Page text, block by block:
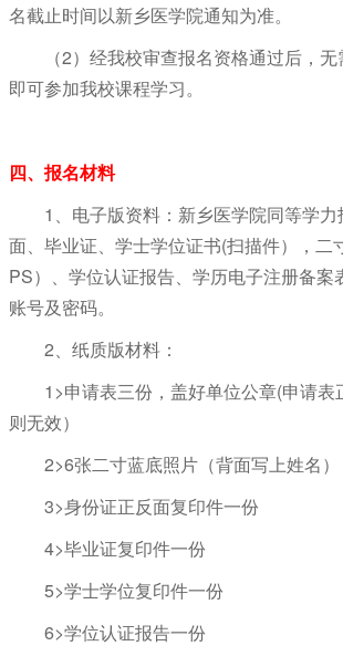
名截止时间以新乡医学院通知为准。
（2）经我校审查报名资格通过后，无
即可参加我校课程学习。
四、报名材料
1、电子版资料：新乡医学院同等学力
面、毕业证、学士学位证书(扫描件），二
PS）、学位认证报告、学历电子注册备案
账号及密码。
2、纸质版材料：
1>申请表三份，盖好单位公章(申请表
则无效）
2>6张二寸蓝底照片（背面写上姓名）
3>身份证正反面复印件一份
4>毕业证复印件一份
5>学士学位复印件一份
6>学位认证报告一份